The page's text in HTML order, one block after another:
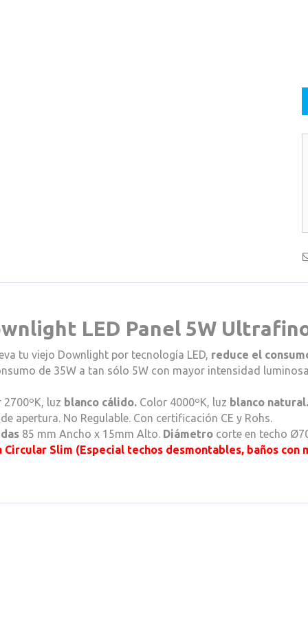
LED Panel 5W
tu viejo Downlight por tecnología LED, reduce el
de 35W a tan sólo 5W con mayor intensidad
2700ºK, luz blanco cálido. Color 4000ºK, luz blanco
apertura. No Regulable. Con certificación CE y Rohs.
85 mm Ancho x 15mm Alto. Diámetrocorte en techo
Circular Slim (Especial techos desmontables, baños con